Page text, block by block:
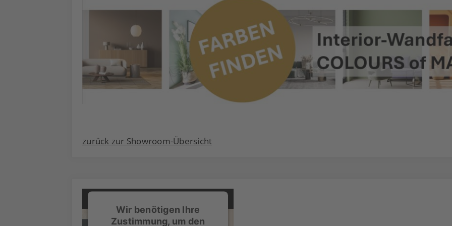
zurück zur Showroom-Übersicht
Wir benötigen Ihre
Zustimmung, um den